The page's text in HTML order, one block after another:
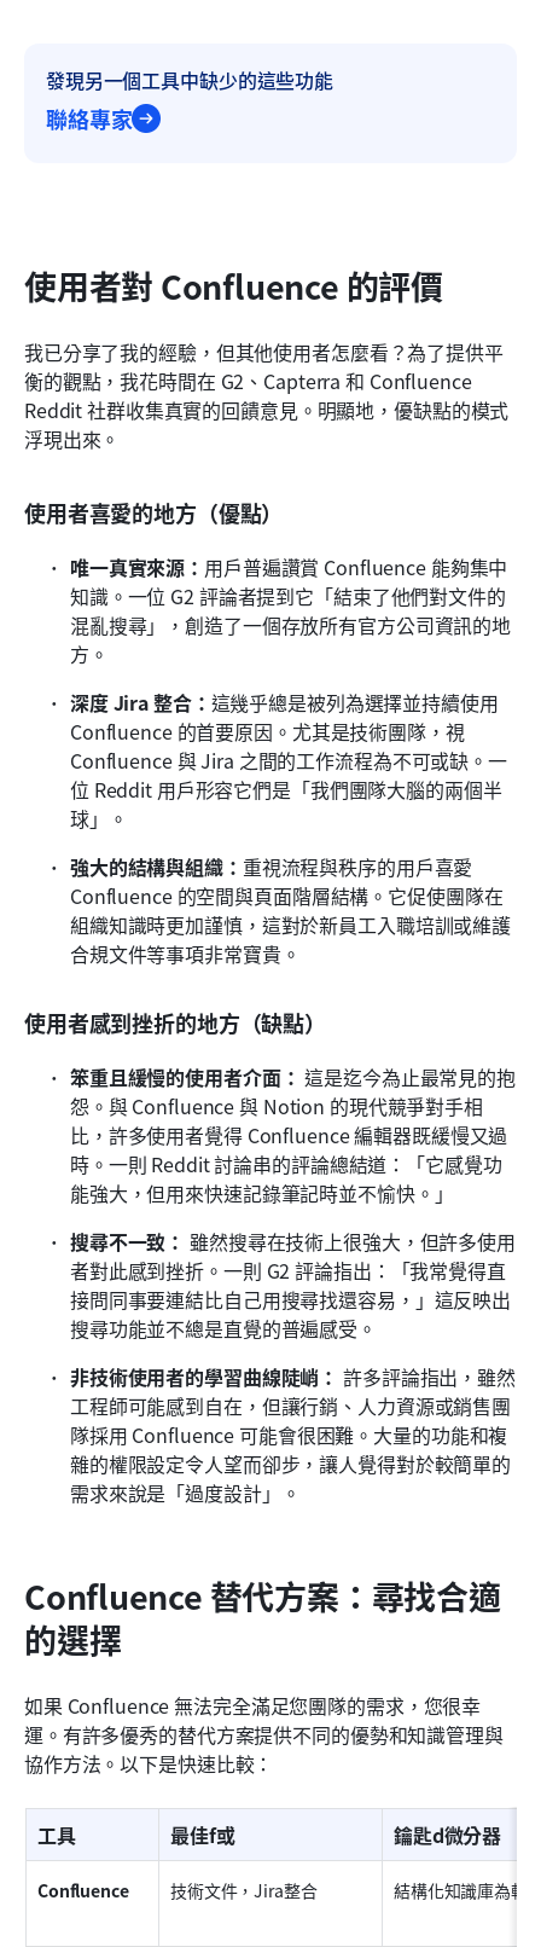
發現另一個工具中缺少的這些功能
聯絡專家
使用者對 Confluence 的評價
我已分享了我的經驗，但其他使用者怎麼看？為了提供平
衡的觀點，我花時間在 G2、Capterra 和 Confluence
Reddit 社群收集真實的回饋意見。明顯地，優缺點的模式
浮現出來。
使用者喜愛的地方（優點）
唯一真實來源： 用戶普遍讚賞 Confluence 能夠集中
知識。一位 G2 評論者提到它「結束了他們對文件的
混亂搜尋」，創造了一個存放所有官方公司資訊的地
方。
深度 Jira 整合： 這幾乎總是被列為選擇並持續使用
Confluence 的首要原因。尤其是技術團隊，視
Confluence 與 Jira 之間的工作流程為不可或缺。一
位 Reddit 用戶形容它們是「我們團隊大腦的兩個半
球」。
強大的結構與組織： 重視流程與秩序的用戶喜愛
Confluence 的空間與頁面階層結構。它促使團隊在
組織知識時更加謹慎，這對於新員工入職培訓或維護
合規文件等事項非常寶貴。
使用者感到挫折的地方（缺點）
笨重且緩慢的使用者介面： 這是迄今為止最常見的抱
怨。與 Confluence 與 Notion 的現代競爭對手相
比，許多使用者覺得 Confluence 編輯器既緩慢又過
時。一則 Reddit 討論串的評論總結道：「它感覺功
能強大，但用來快速記錄筆記時並不愉快。」
搜尋不一致： 雖然搜尋在技術上很強大，但許多使用
者對此感到挫折。一則 G2 評論指出：「我常覺得直
接問同事要連結比自己用搜尋找還容易，」這反映出
搜尋功能並不總是直覺的普遍感受。
非技術使用者的學習曲線陡峭： 許多評論指出，雖然
工程師可能感到自在，但讓行銷、人力資源或銷售團
隊採用 Confluence 可能會很困難。大量的功能和複
雜的權限設定令人望而卻步，讓人覺得對於較簡單的
需求來說是「過度設計」。
Confluence 替代方案：尋找合適
的選擇
如果 Confluence 無法完全滿足您團隊的需求，您很幸
運。有許多優秀的替代方案提供不同的優勢和知識管理與
協作方法。以下是快速比較：
工具 最佳f或 鑰匙d微分器
Confluence 技術文件，Jira整合 結構化知識庫為軟